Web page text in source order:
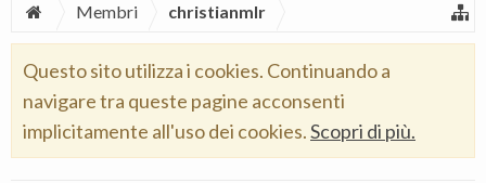
Membri christianmlr
Questo sito utilizza i cookies. Continuando a
navigare tra queste pagine acconsenti
implicitamente all'uso dei cookies.Scopri di più.